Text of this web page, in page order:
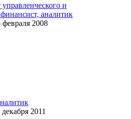
и
финансист, аналитик
февраля 2008
декабря 2011